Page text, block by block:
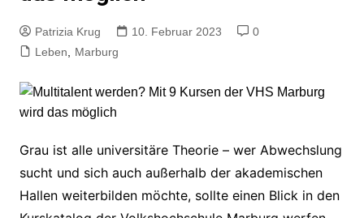
Patrizia Krug 10. Februar 2023
0
Leben, Marburg
Grau ist alle universitäre Theorie – wer Abwechslung
sucht und sich auch außerhalb der akademischen
Hallen weiterbilden möchte, sollte einen Blick in den